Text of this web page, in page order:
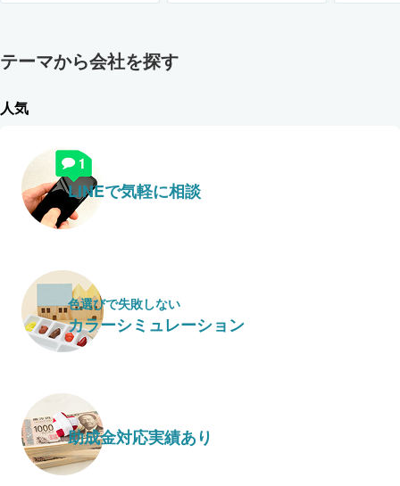
テーマから会社を探す
人気
LINEで気軽に相談
色選びで失敗しない
カラーシミュレーション
助成金対応実績あり